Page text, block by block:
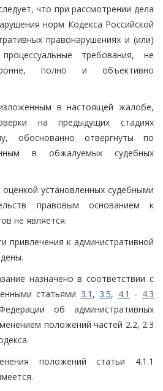
что при рассмотрении дела
норм Кодекса Российской
правонарушениях и (или)
требования, не
полно и объективно
в настоящей жалобе,
на предыдущих стадиях
обоснованно отвергнуты по
в обжалуемых судебных
оценкой установленных судебными
правовым основанием к
не является.
привлечения к административной
назначено в соответствии с
статьями 3.1 ,3.5, 4.1 - 4.3
об административных
положений частей 2.2, 2.3
положений статьи 4.1.1